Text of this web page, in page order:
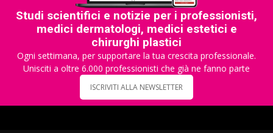
Studi scientifici e notizie per i professionisti,
medici dermatologi, medici estetici e
chirurghi plastici
Ogni settimana, per supportare la tua crescita professionale.
Unisciti a oltre 6.000 professionisti che già ne fanno parte
ISCRIVITI ALLA NEWSLETTER